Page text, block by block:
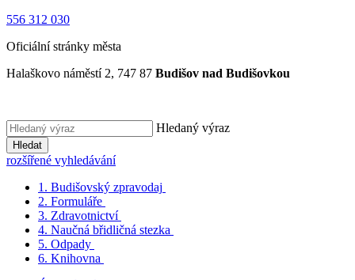
556 312 030
Oficiální stránky města
Halaškovo náměstí 2, 747 87 Budišov nad Budišovkou
Hledaný výraz
Hledat
rozšířené vyhledávání
1. Budišovský zpravodaj
2. Formuláře
3. Zdravotnictví
4. Naučná břidličná stezka
5. Odpady
6. Knihovna